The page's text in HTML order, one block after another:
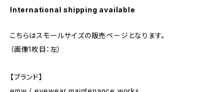
International shipping available
こちらはスモールサイズの販売ページとなります。
（画像1枚目：左）
【ブランド】